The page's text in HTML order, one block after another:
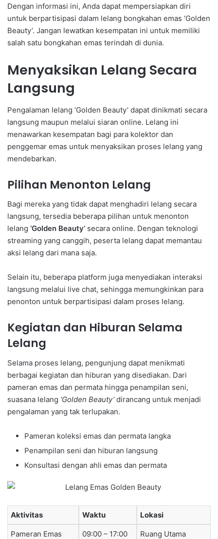
Dengan informasi ini, Anda dapat mempersiapkan diri
untuk berpartisipasi dalam lelang bongkahan emas ‘Golden
Beauty’. Jangan lewatkan kesempatan ini untuk memiliki
salah satu bongkahan emas terindah di dunia.
Menyaksikan Lelang Secara
Langsung
Pengalaman lelang ‘Golden Beauty’ dapat dinikmati secara
langsung maupun melalui siaran online. Lelang ini
menawarkan kesempatan bagi para kolektor dan
penggemar emas untuk menyaksikan proses lelang yang
mendebarkan.
Pilihan Menonton Lelang
Bagi mereka yang tidak dapat menghadiri lelang secara
langsung, tersedia beberapa pilihan untuk menonton
lelang ‘Golden Beauty’ secara online. Dengan teknologi
streaming yang canggih, peserta lelang dapat memantau
aksi lelang dari mana saja.
Selain itu, beberapa platform juga menyediakan interaksi
langsung melalui live chat, sehingga memungkinkan para
penonton untuk berpartisipasi dalam proses lelang.
Kegiatan dan Hiburan Selama
Lelang
Selama proses lelang, pengunjung dapat menikmati
berbagai kegiatan dan hiburan yang disediakan. Dari
pameran emas dan permata hingga penampilan seni,
suasana lelang ‘Golden Beauty’dirancang untuk menjadi
pengalaman yang tak terlupakan.
Pameran koleksi emas dan permata langka
Penampilan seni dan hiburan langsung
Konsultasi dengan ahli emas dan permata
Aktivitas Waktu Lokasi
Pameran Emas 09:00 – 17:00 Ruang Utama